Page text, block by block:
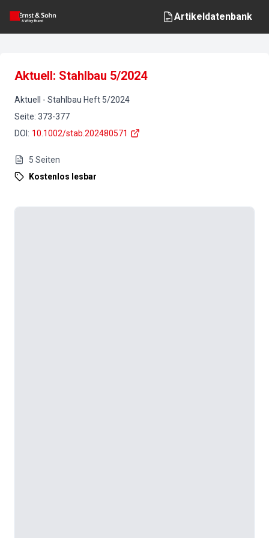
Artikeldatenbank
Aktuell: Stahlbau 5/2024
Aktuell - Stahlbau Heft 5/2024
Seite: 373-377
DOI : 10.1002/stab.202480571
5 Seiten
Kostenlos lesbar